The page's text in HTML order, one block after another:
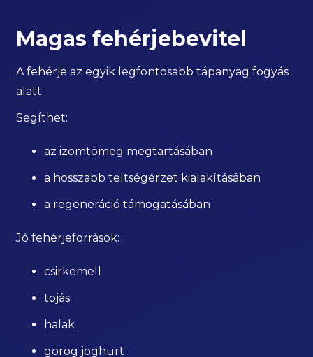
Magas fehérjebevitel
A fehérje az egyik legfontosabb tápanyag fogyás
alatt.
Segíthet:
az izomtömeg megtartásában
a hosszabb teltségérzet kialakításában
a regeneráció támogatásában
Jó fehérjeforrások:
csirkemell
tojás
halak
görög joghurt